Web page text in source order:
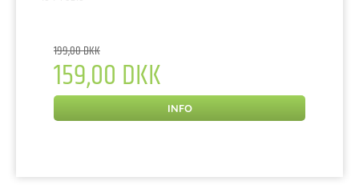
199,00 DKK
159,00 DKK
INFO